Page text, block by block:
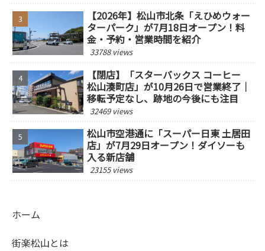
【2026年】松山市北条「えひめウォー
ターパーク」が7月18日オープン！料
金・予約・営業時間を紹介
33788 views
【閉店】「スターバックス コーヒー
松山湊町店」が10月26日で営業終了｜
移転予定なし、跡地の今後にも注目
32469 views
松山市空港通に「スーパー日東 土居田
店」が7月29日オープン！ダイソーも
入る新店舗
23155 views
ホーム
街楽松山とは